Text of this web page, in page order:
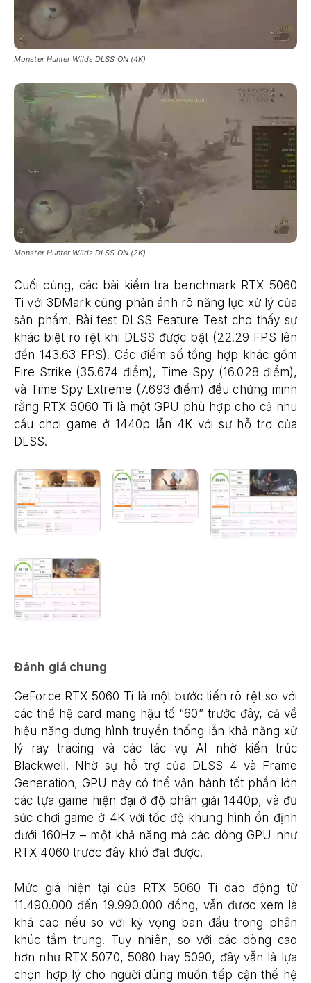
Monster Hunter Wilds DLSS ON (4K)
Monster Hunter Wilds DLSS ON (2K)
Cuối cùng, các bài kiểm tra benchmark RTX 5060
Ti với 3DMark cũng phản ánh rõ năng lực xử lý của
sản phẩm. Bài test DLSS Feature Test cho thấy sự
khác biệt rõ rệt khi DLSS được bật (22.29 FPS lên
đến 143.63 FPS). Các điểm số tổng hợp khác gồm
Fire Strike (35.674 điểm), Time Spy (16.028 điểm),
và Time Spy Extreme (7.693 điểm) đều chứng minh
rằng RTX 5060 Ti là một GPU phù hợp cho cả nhu
cầu chơi game ở 1440p lẫn 4K với sự hỗ trợ của
DLSS.
Đánh giá chung
GeForce RTX 5060 Ti là một bước tiến rõ rệt so với
các thế hệ card mang hậu tố “60” trước đây, cả về
hiệu năng dựng hình truyền thống lẫn khả năng xử
lý ray tracing và các tác vụ AI nhờ kiến trúc
Blackwell. Nhờ sự hỗ trợ của DLSS 4 và Frame
Generation, GPU này có thể vận hành tốt phần lớn
các tựa game hiện đại ở độ phân giải 1440p, và đủ
sức chơi game ở 4K với tốc độ khung hình ổn định
dưới 160Hz – một khả năng mà các dòng GPU như
RTX 4060 trước đây khó đạt được.
Mức giá hiện tại của RTX 5060 Ti dao động từ
11.490.000 đến 19.990.000 đồng, vẫn được xem là
khá cao nếu so với kỳ vọng ban đầu trong phân
khúc tầm trung. Tuy nhiên, so với các dòng cao
hơn như RTX 5070, 5080 hay 5090, đây vẫn là lựa
chọn hợp lý cho người dùng muốn tiếp cận thế hệ